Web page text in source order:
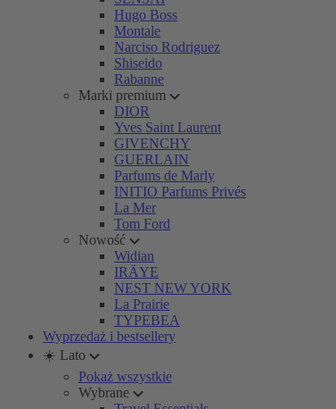
Hugo Boss
Montale
Narciso Rodriguez
Shiseido
Rabanne
Marki premium
DIOR
Yves Saint Laurent
GIVENCHY
GUERLAIN
Parfums de Marly
INITIO Parfums Privés
La Mer
Tom Ford
Nowość
Widian
IRÄYE
NEST NEW YORK
La Prairie
TYPEBEA
Wyprzedaż i bestsellery
☀️ Lato
Pokaż wszystkie
Wybrane